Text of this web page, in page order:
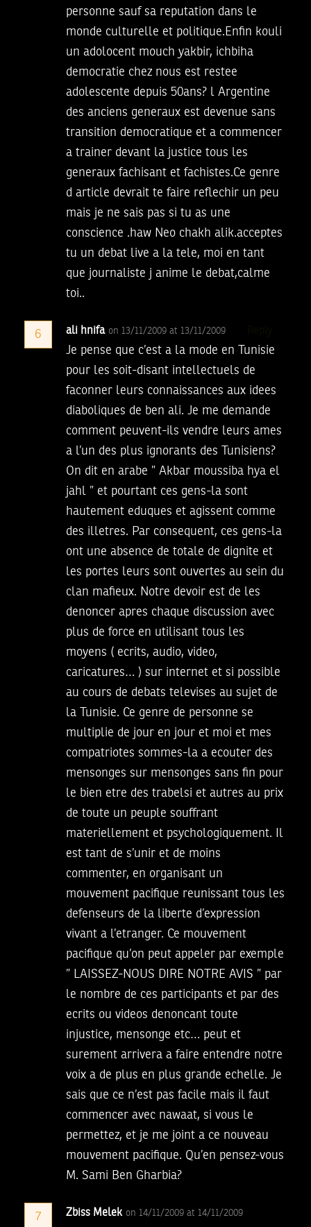
personne sauf sa reputation dans le
monde culturelle et politique.Enfin kouli
un adolocent mouch yakbir, ichbiha
democratie chez nous est restee
adolescente depuis 50ans? l Argentine
des anciens generaux est devenue sans
transition democratique et a commencer
a trainer devant la justice tous les
generaux fachisant et fachistes.Ce genre
d article devrait te faire reflechir un peu
mais je ne sais pas si tu as une
conscience .haw Neo chakh alik.acceptes
tu un debat live a la tele, moi en tant
que journaliste j anime le debat,calme
toi..
6 ali hnifa on 13/11/2009 at 13/11/2009
Je pense que c’est a la mode en Tunisie
pour les soit-disant intellectuels de
faconner leurs connaissances aux idees
diaboliques de ben ali. Je me demande
comment peuvent-ils vendre leurs ames
a l’un des plus ignorants des Tunisiens?
On dit en arabe ” Akbar moussiba hya el
jahl ” et pourtant ces gens-la sont
hautement eduques et agissent comme
des illetres. Par consequent, ces gens-la
ont une absence de totale de dignite et
les portes leurs sont ouvertes au sein du
clan mafieux. Notre devoir est de les
denoncer apres chaque discussion avec
plus de force en utilisant tous les
moyens ( ecrits, audio, video,
caricatures… ) sur internet et si possible
au cours de debats televises au sujet de
la Tunisie. Ce genre de personne se
multiplie de jour en jour et moi et mes
compatriotes sommes-la a ecouter des
mensonges sur mensonges sans fin pour
le bien etre des trabelsi et autres au prix
de toute un peuple souffrant
materiellement et psychologiquement. Il
est tant de s’unir et de moins
commenter, en organisant un
mouvement pacifique reunissant tous les
defenseurs de la liberte d’expression
vivant a l’etranger. Ce mouvement
pacifique qu’on peut appeler par exemple
” LAISSEZ-NOUS DIRE NOTRE AVIS ” par
le nombre de ces participants et par des
ecrits ou videos denoncant toute
injustice, mensonge etc… peut et
surement arrivera a faire entendre notre
voix a de plus en plus grande echelle. Je
sais que ce n’est pas facile mais il faut
commencer avec nawaat, si vous le
permettez, et je me joint a ce nouveau
mouvement pacifique. Qu’en pensez-vous
M. Sami Ben Gharbia?
7 Zbiss Melek on 14/11/2009 at 14/11/2009